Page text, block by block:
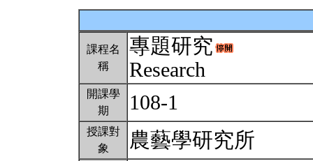
課程名
稱
專題研究
Research
開課學
期
108-1
授課對
象
農藝學研究所